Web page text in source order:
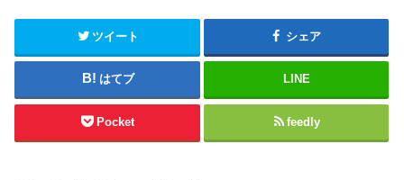
ツイート シェア
はてブ LINE
Pocket feedly